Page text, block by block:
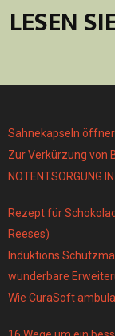
LESEN
Sahnekapseln öffner
Zur Verkürzung von
NOTENTSORGUNG
Rezept für
Reeses)
Induktions
wunderbare
Wie CuraSoft